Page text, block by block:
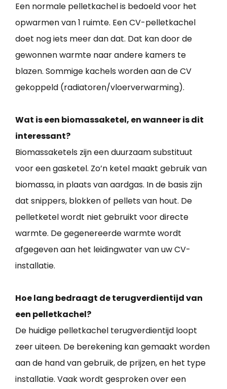
Een normale pelletkachel is bedoeld voor het
opwarmen van 1 ruimte. Een CV-pelletkachel
doet nog iets meer dan dat. Dat kan door de
gewonnen warmte naar andere kamers te
blazen. Sommige kachels worden aan de CV
gekoppeld (radiatoren/vloerverwarming).
Wat is een biomassaketel, en wanneer is dit
interessant?
Biomassaketels zijn een duurzaam substituut
voor een gasketel. Zo’n ketel maakt gebruik van
biomassa, in plaats van aardgas. In de basis zijn
dat snippers, blokken of pellets van hout. De
pelletketel wordt niet gebruikt voor directe
warmte. De gegenereerde warmte wordt
afgegeven aan het leidingwater van uw CV-
installatie.
Hoe lang bedraagt de terugverdientijd van
een pelletkachel?
De huidige pelletkachel terugverdientijd loopt
zeer uiteen. De berekening kan gemaakt worden
aan de hand van gebruik, de prijzen, en het type
installatie. Vaak wordt gesproken over een